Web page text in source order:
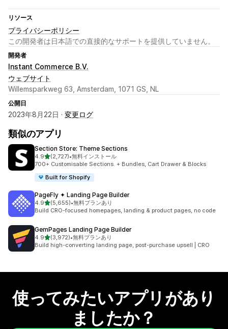
リソース
プライバシーポリシー
この開発者は日本語での直接的なサポートを提供していません。
開発者
Instant Commerce B.V.
ウェブサイト
Willemsparkweg 63, Amsterdam, 1071 GS, NL
公開日
2023年8月22日 · 変更ログ
類似のアプリ
Section Store: Theme Sections
4.95つ星中
(2,727)
合計レビュー数：2727件
•無料インストール
700+ Customisable Sections. + Bundles, Cart Drawer & Blocks
Built for Shopify
PageFly ✦ Landing Page Builder
4.95つ星中
(5,655)
合計レビュー数：5655件
•無料プランあり
Build CRO-focused homepages, landing & product pages, no code
GemPages Landing Page Builder
4.95つ星中
(3,972)
合計レビュー数：3972件
•無料プランあり
Build high-converting landing page, post-purchase upsell | CRO
使ってみたいアプリがあり
ましたか？